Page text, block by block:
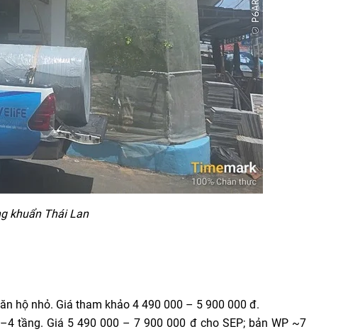
khuẩn Thái Lan
hộ nhỏ. Giá tham khảo 4 490 000 – 5 900 000 đ.
tầng. Giá 5 490 000 – 7 900 000 đ cho SEP; bản WP ~7